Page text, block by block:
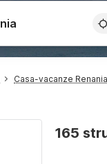
Casa-vacanze
165